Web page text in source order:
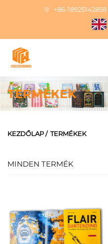
+86-18925142858
TERMÉKEK
KEZDŐLAP/ TERMÉKEK
MINDEN TERMÉK